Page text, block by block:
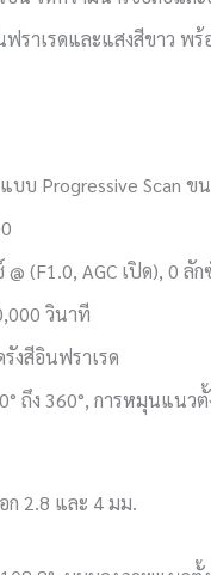
ราเรดและแสงสีขาว พ
แบบ Progressive Scan
(F1.0, AGC เปิด), 0 ลั
วินาที
งสีอินฟราเรด
ถึง 360°, การหมุนแนวตั้
ก 2.8 และ 4 มม.